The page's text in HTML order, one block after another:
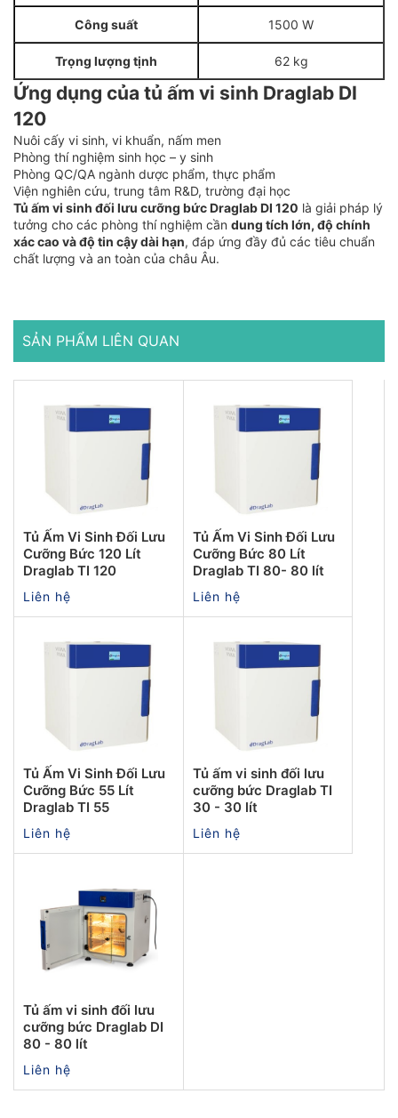
Công suất 1500 W
Trọng lượng tịnh 62 kg
Ứng dụng của tủ ấm vi sinh Draglab DI
120
Nuôi cấy vi sinh, vi khuẩn, nấm men
Phòng thí nghiệm sinh học – y sinh
Phòng QC/QA ngành dược phẩm, thực phẩm
Viện nghiên cứu, trung tâm R&D, trường đại học
Tủ ấm vi sinh đối lưu cưỡng bức Draglab DI 120 là giải pháp lý
tưởng cho các phòng thí nghiệm cần dung tích lớn, độ chính
xác cao và độ tin cậy dài hạn, đáp ứng đầy đủ các tiêu chuẩn
chất lượng và an toàn của châu Âu.
SẢN PHẨM LIÊN QUAN
Tủ Ấm Vi Sinh Đối Lưu
Cưỡng Bức 120 Lít
Draglab TI 120
Liên hệ
Tủ Ấm Vi Sinh Đối Lưu
Cưỡng Bức 80 Lít
Draglab TI 80- 80 lít
Liên hệ
Tủ Ấm Vi Sinh Đối Lưu
Cưỡng Bức 55 Lít
Draglab TI 55
Liên hệ
Tủ ấm vi sinh đối lưu
cưỡng bức Draglab TI
30 - 30 lít
Liên hệ
Tủ ấm vi sinh đối lưu
cưỡng bức Draglab DI
80 - 80 lít
Liên hệ